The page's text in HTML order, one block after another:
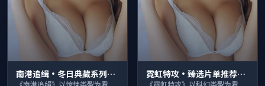
南港追缉·冬日典藏系列温
霓虹特攻·臻选片单推荐画